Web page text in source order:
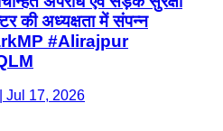
की अध्यक्षता में संपन्न
#Alirajpur
Jul 17, 2026